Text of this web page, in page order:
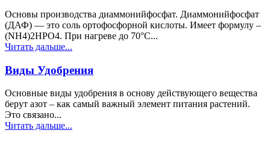
Основы производства диаммонийфосфат. Диаммонийфосфат
(ДАФ) — это соль ортофосфорной кислоты. Имеет формулу –
(NH4)2HPO4. При нагреве до 70°С...
Читать дальше...
Виды Удобрения
Основные виды удобрения в основу действующего вещества
берут азот – как самый важный элемент питания растений.
Это связано...
Читать дальше...